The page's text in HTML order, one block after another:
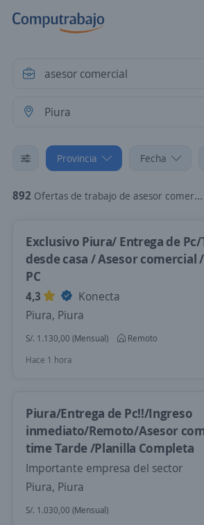
Provincia Fecha
892 Ofertas de trabajo de asesor comercial en Piura
Exclusivo Piura/ Entrega de
desde casa / Asesor comercial
PC
4,3
Konecta
Piura, Piura
S/. 1.130,00 (Mensual)
Remoto
Hace 1 hora
Piura/Entrega de Pc!!/Ingreso
inmediato/Remoto/Asesor
time Tarde /Planilla Completa
Importante empresa del sector
Piura, Piura
S/. 1.030,00 (Mensual)